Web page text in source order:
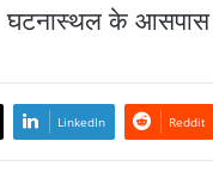
घटनास्थल के
LinkedIn Reddit